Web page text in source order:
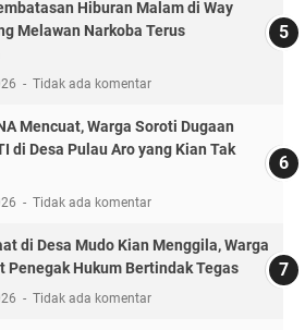
Hiburan Malam di Way
Melawan Narkoba Terus
Tidak ada komentar
Mencuat, Warga Soroti Dugaan
di Desa Pulau Aro yang Kian Tak
Tidak ada komentar
di Desa Mudo Kian Menggila, Warga
Penegak Hukum Bertindak Tegas
Tidak ada komentar